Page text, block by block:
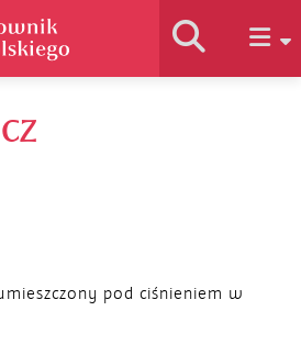
słownika
pod ciśnieniem w